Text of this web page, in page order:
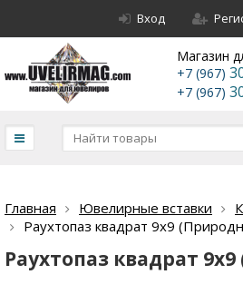
Вход
Магазин
+7 (967)
+7 (967)
Главная Ювелирные вставки
Раухтопаз квадрат 9х9
Раухтопаз квадрат